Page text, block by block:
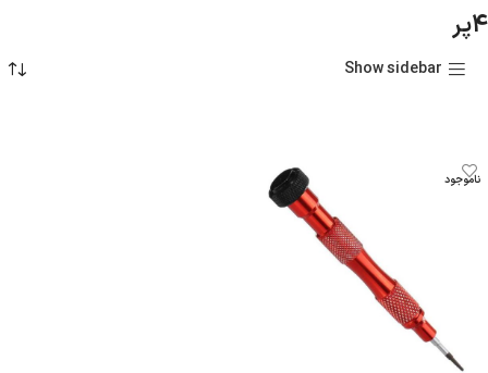
4پر
Show sidebar
ناموجود